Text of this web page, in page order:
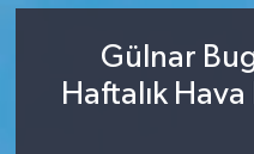
Gülnar
Haftalık